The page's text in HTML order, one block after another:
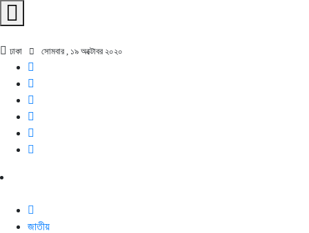
ঢাকা সোমবার , ১৯ অক্টোবর ২০২০
জাতীয়